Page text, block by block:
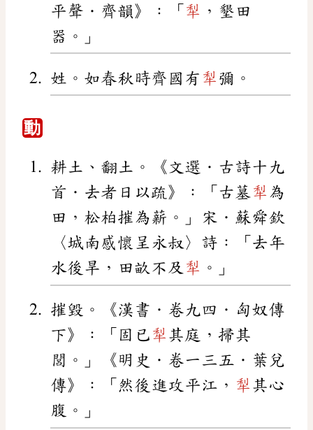
平聲．齊韻》：「 犁 ，墾田
器。」
姓。如春秋時齊國有 犁 彌。
動
耕土、翻土。《文選．古詩十九
首．去者日以疏》：「古墓犁 為
田，松柏摧為薪。」宋．蘇舜欽
〈城南感懷呈永叔〉詩：「去年
水後旱，田畝不及 犁 。」
摧毀。《漢書．卷九四．匈奴傳
下》：「固已 犁 其庭，掃其
閭。」《明史．卷一三五．葉兌
傳》：「然後進攻平江， 犁 其心
腹。」